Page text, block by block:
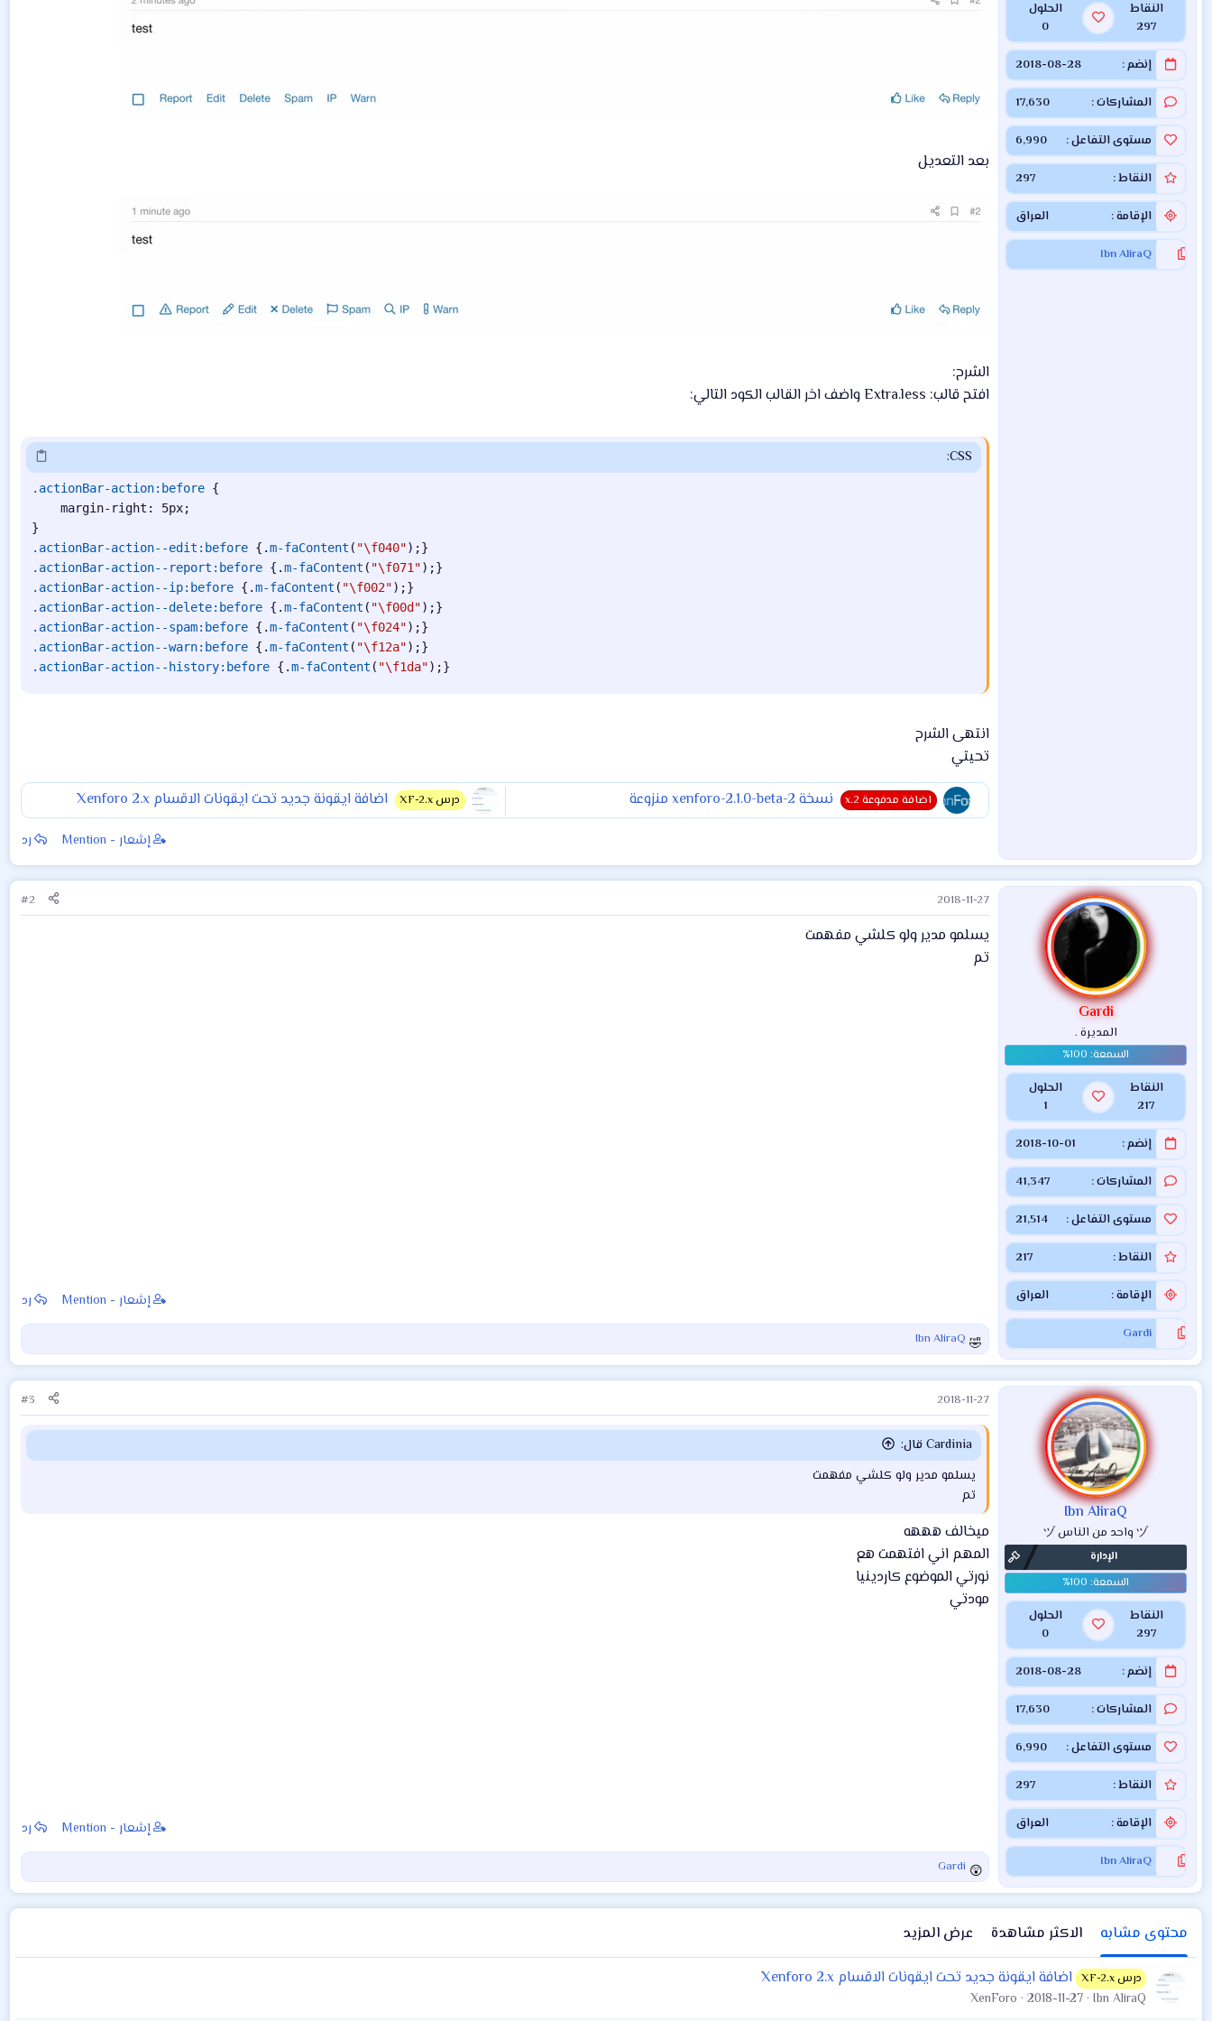
النقاط
297
الحلول
0
إنضم 2018-08-28
المشاركات 17,630
مستوى التفاعل 6,990
النقاط 297
الإقامة العراق
Ibn AliraQ
بعد التعديل
الشرح:
افتح قالب: Extra.less واضف اخر القالب الكود التالي:
CSS:
.actionBar-action:before {
margin-right : 5px;
}
.actionBar-action--edit:before { .m-faContent ( "\f040") ;}
.actionBar-action--report:before { .m-faContent ( "\f071") ;}
.actionBar-action--ip:before { .m-faContent ( "\f002") ;}
.actionBar-action--delete:before { .m-faContent ( "\f00d") ;}
.actionBar-action--spam:before { .m-faContent ( "\f024") ;}
.actionBar-action--warn:before { .m-faContent ( "\f12a") ;}
.actionBar-action--history:before { .m-faContent ( "\f1da") ;}
انتهى الشرح
تحيتي
اضافة مدفوعة x.2 نسخة xenforo-2.1.0-beta-2 منزوعة درس XF-2.x اضافة ايقونة جديد تحت ايقونات الاقسام Xenforo 2.x
إشعار - Mention رد
Gardi
المديرة .
النقاط
217
الحلول
1
إنضم 2018-10-01
المشاركات 41,347
مستوى التفاعل 21,514
النقاط 217
الإقامة العراق
Gardi
2018-11-27
#2
يسلمو مدير ولو كلشي مفهمت
تم
إشعار - Mention رد
ا
ل
ت
ف
ا
ع
ل
:
Ibn AliraQ
Ibn AliraQ
ヅ واحد من الناس ヅ
الإدارة
النقاط
297
الحلول
0
إنضم 2018-08-28
المشاركات 17,630
مستوى التفاعل 6,990
النقاط 297
الإقامة العراق
Ibn AliraQ
2018-11-27
#3
Cardinia قال:
يسلمو مدير ولو كلشي مفهمت
تم
ميخالف هههه
المهم اني افتهمت هع
نورتي الموضوع كاردينيا
مودتي
إشعار - Mention رد
ا
ل
ت
ل
ا
Gardi
محتوى مشابه الاكثر مشاهدة عرض المزيد
درس XF-2.x اضافة ايقونة جديد تحت ايقونات الاقسام Xenforo 2.x
Ibn AliraQ
2018-11-27
XenForo